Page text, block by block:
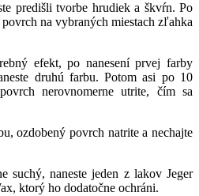
predišli tvorbe hrudiek a škvŕn. Po
na vybraných miestach zľahka
efekt, po nanesení prvej farby
druhú farbu. Potom asi po 10
nerovnomerne utrite, čím sa
ozdobený povrch natrite a nechajte
suchý, naneste jeden z lakov Jeger
ktorý ho dodatočne ochráni.